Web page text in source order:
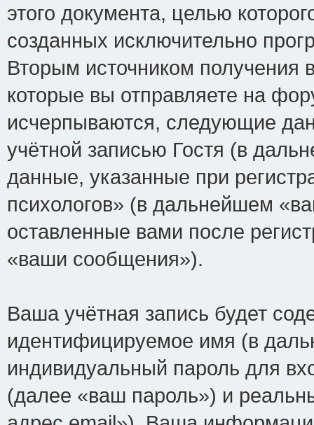
этого документа, целью
созданных исключительно
Вторым источником
которые вы отправляете на
исчерпываются, следующие
учётной записью Гостя (в
данные, указанные при
психологов» (в дальнейшем
оставленные вами после
«ваши сообщения»).
Ваша учётная запись будет
идентифицируемое имя (в
индивидуальный пароль для
(далее «ваш пароль») и